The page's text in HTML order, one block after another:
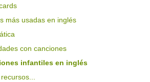
más usadas en inglés
con canciones
infantiles en inglés